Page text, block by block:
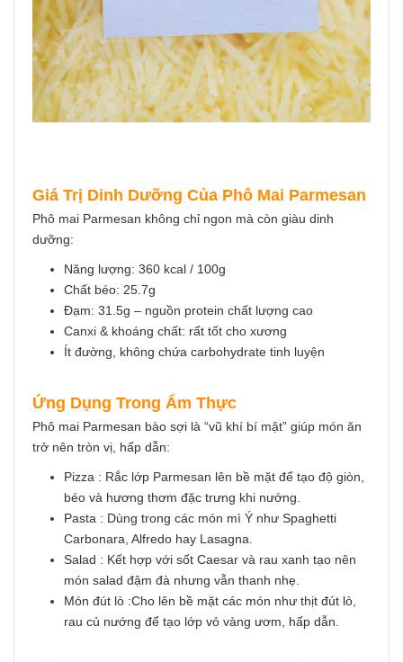
Giá Trị Dinh Dưỡng Của Phô Mai Parmesan
Phô mai Parmesan không chỉ ngon mà còn giàu dinh
dưỡng:
Năng lượng: 360 kcal / 100g
Chất béo: 25.7g
Đạm: 31.5g – nguồn protein chất lượng cao
Canxi & khoáng chất: rất tốt cho xương
Ít đường, không chứa carbohydrate tinh luyện
Ứng Dụng Trong Ẩm Thực
Phô mai Parmesan bào sợi là “vũ khí bí mật” giúp món ăn
trở nên tròn vị, hấp dẫn:
Pizza : Rắc lớp Parmesan lên bề mặt để tạo độ giòn,
béo và hương thơm đặc trưng khi nướng.
Pasta : Dùng trong các món mì Ý như Spaghetti
Carbonara, Alfredo hay Lasagna.
Salad : Kết hợp với sốt Caesar và rau xanh tạo nên
món salad đậm đà nhưng vẫn thanh nhẹ.
Món đút lò :Cho lên bề mặt các món như thịt đút lò,
rau củ nướng để tạo lớp vỏ vàng ươm, hấp dẫn.